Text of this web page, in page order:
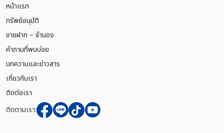
หน้าแรก
ทรัพย์อนุมัติ
ขายฝาก – จำนอง
คำถามที่พบบ่อย
บทความและข่าวสาร
เกี่ยวกับเรา
ติดต่อเรา
ติดตามเรา: